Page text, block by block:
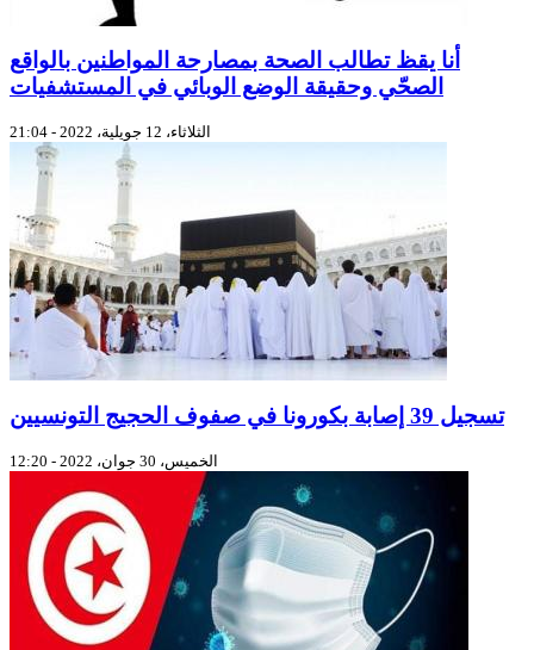
أنا يقظ تطالب الصحة بمصارحة المواطنين بالواقع
الصحّي وحقيقة الوضع الوبائي في المستشفيات
الثلاثاء، 12 جويلية، 2022 - 21:04
تسجيل 39 إصابة بكورونا في صفوف الحجيج التونسيين
الخميس، 30 جوان، 2022 - 12:20